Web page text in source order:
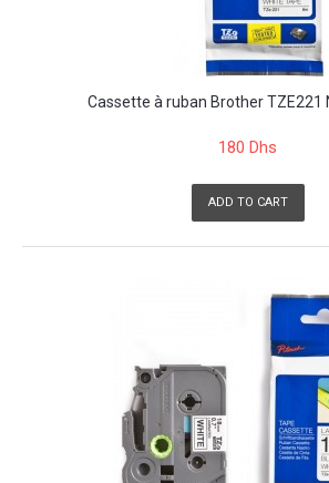
Cassette à ruban Brother TZE221
180 Dhs
ADD TO CART